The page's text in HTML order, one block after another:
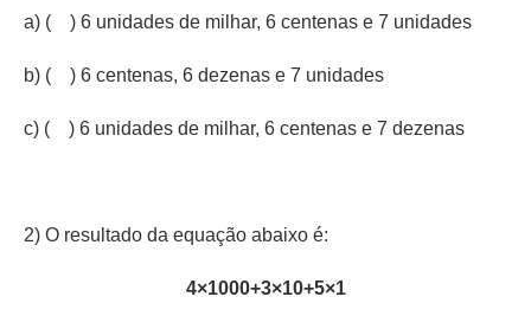
a) ( ) 6 unidades de milhar, 6 centenas e 7 unidades
b) ( ) 6 centenas, 6 dezenas e 7 unidades
c) ( ) 6 unidades de milhar, 6 centenas e 7 dezenas
2) O resultado da equação abaixo é:
4×1000+3×10+5×1